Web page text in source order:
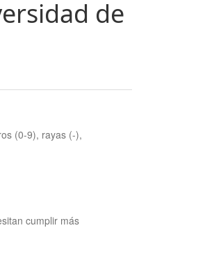
de
(0-9), rayas (-),
cumplir más